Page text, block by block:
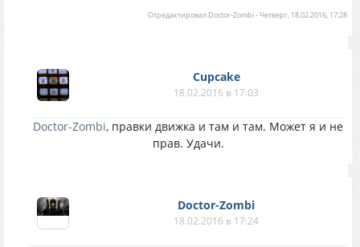
Отредактировал Doctor-Zombi-Четверг, 18.02.2016, 17:28
Cupcake
18.02.2016 в 17:03
Doctor-Zombi, правки движка и там и там. Может я и не
прав. Удачи.
Doctor-Zombi
18.02.2016 в 17:24